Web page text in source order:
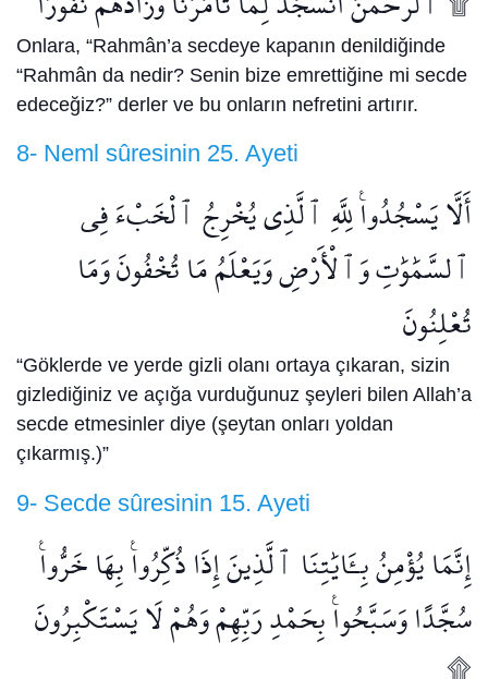
Onlara, “Rahmân’a secdeye kapanın denildiğinde
“Rahmân da nedir? Senin bize emrettiğine mi secde
edeceğiz?” derler ve bu onların nefretini artırır.
8- Neml sûresinin 25. Ayeti
أَلَّا يَسْجُدُوا۟ لِلَّهِ ٱلَّذِى يُخْرِجُ ٱلْخَبْءَ فِى
ٱلسَّمَٰوَٰتِ وَٱلْأَرْضِ وَيَعْلَمُ مَا تُخْفُونَ وَمَا
تُعْلِنُونَ
“Göklerde ve yerde gizli olanı ortaya çıkaran, sizin
gizlediğiniz ve açığa vurduğunuz şeyleri bilen Allah’a
secde etmesinler diye (şeytan onları yoldan
çıkarmış.)”
9- Secde sûresinin 15. Ayeti
إِنَّمَا يُؤْمِنُ بِـَٔايَٰتِنَا ٱلَّذِينَ إِذَا ذُكِّرُوا۟ بِهَا خَرُّوا۟
سُجَّدًا وَسَبَّحُوا۟ بِحَمْدِ رَبِّهِمْ وَهُمْ لَا يَسْتَكْبِرُونَ